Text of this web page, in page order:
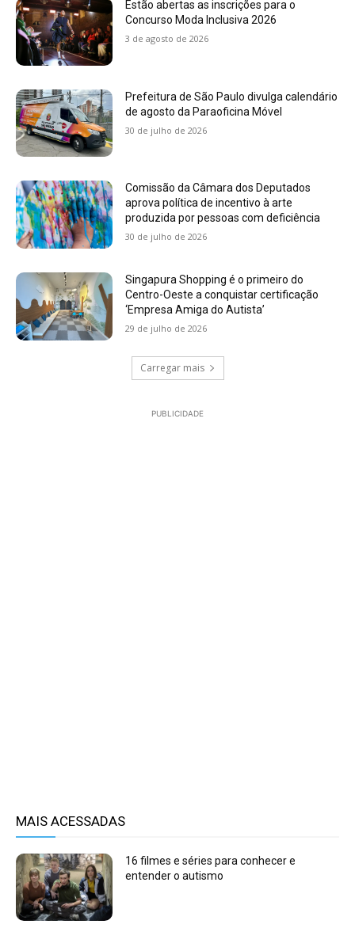
Estão abertas as inscrições para o
Concurso Moda Inclusiva 2026
3 de agosto de 2026
Prefeitura de São Paulo divulga calendário
de agosto da Paraoficina Móvel
30 de julho de 2026
Comissão da Câmara dos Deputados
aprova política de incentivo à arte
produzida por pessoas com deficiência
30 de julho de 2026
Singapura Shopping é o primeiro do
Centro-Oeste a conquistar certificação
‘Empresa Amiga do Autista’
29 de julho de 2026
Carregar mais
PUBLICIDADE
MAIS ACESSADAS
16 filmes e séries para conhecer e
entender o autismo